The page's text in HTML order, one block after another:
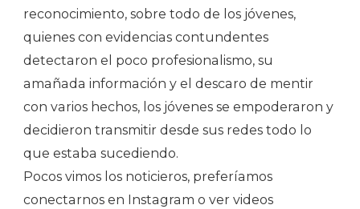
reconocimiento, sobre todo de los jóvenes,
quienes con evidencias contundentes
detectaron el poco profesionalismo, su
amañada información y el descaro de mentir
con varios hechos, los jóvenes se empoderaron y
decidieron transmitir desde sus redes todo lo
que estaba sucediendo.
Pocos vimos los noticieros, preferíamos
conectarnos en Instagram o ver videos